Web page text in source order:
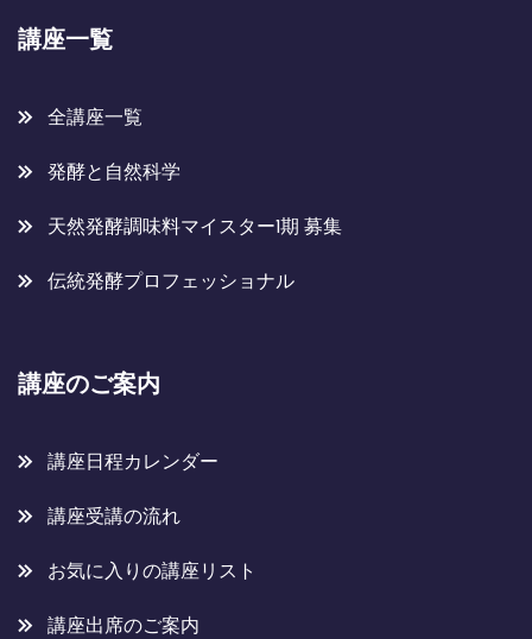
講座一覧
全講座一覧
発酵と自然科学
天然発酵調味料マイスター1期 募集
伝統発酵プロフェッショナル
講座のご案内
講座日程カレンダー
講座受講の流れ
お気に入りの講座リスト
講座出席のご案内